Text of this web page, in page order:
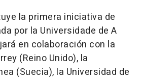
la primera iniciativa de
por la Universidade de A
en colaboración con la
(Reino Unido), la
(Suecia), la Universidad de